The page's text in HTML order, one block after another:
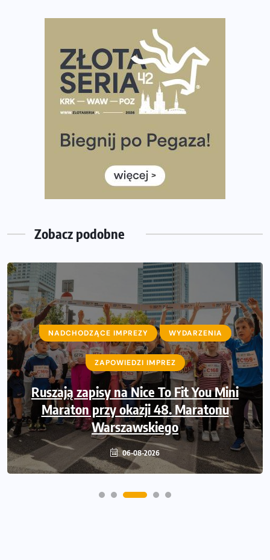
Największy Bieg Powstania Warszawskiego w historii.
Ponad 12 tysięcy uczestników pobiegło dla Bohaterów!
Tętno vs tempo – czym kierować się w bieganiu?
Co ma dużo białka? Produkty, które warto włączyć do
Rozbiegany Olsztyn szykuje się na weekend z
Już w tę sobotę 35. Bieg Powstania Warszawskiego.
Wystartuje rekordowa liczba uczestników
35. Bieg Powstania Warszawskiego – praktyczny
poradnik przed startem
Zobacz podobne
NADCHODZĄCE IMPREZY WYDARZENIA
ZAPOWIEDZI IMPREZ
Ruszają zapisy na Nice To Fit You Mini
Maraton przy okazji 48. Maratonu
Warszawskiego
06-08-2026
NADCHODZĄCE IMPREZY WYDARZENIA
ZAPOWIEDZI IMPREZ
Sprawdzone trasy wracają! Poznaj
przebieg 43. Toruń Maratonu, 17. Toruń
Półmaratonu i biegu na 5 km
06-08-2026